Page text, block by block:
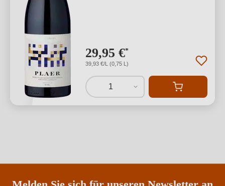
29,95 €*
39,93 €/L (0,75 L)
1